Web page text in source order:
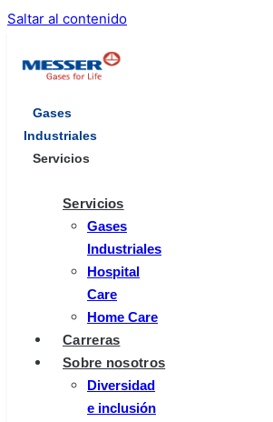
Saltar al contenido
Gases
Industriales
Servicios
Servicios
Gases
Industriales
Hospital
Care
Home Care
Carreras
Sobre nosotros
Diversidad
e inclusión